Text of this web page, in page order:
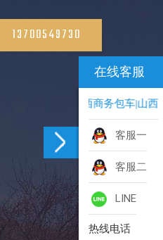
13700549730
在线客服
山西旅游包车|山西商务包车|山西景
客服一
客服二
LINE
热线电话